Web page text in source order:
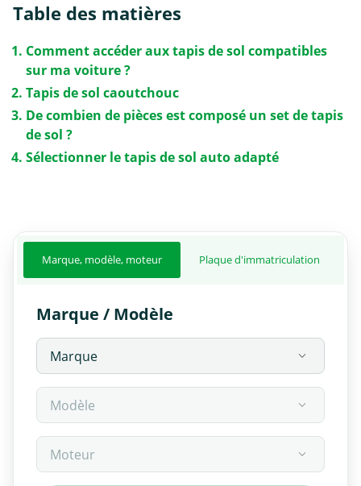
Table des matières
Comment accéder aux tapis de sol compatibles
sur ma voiture ?
Tapis de sol caoutchouc
De combien de pièces est composé un set de tapis
de sol ?
Sélectionner le tapis de sol auto adapté
Marque, modèle, moteur Plaque d'immatriculation
Marque / Modèle